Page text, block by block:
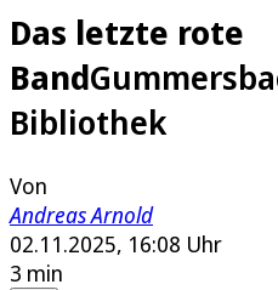
Das letzte rote
Band
Bibliothek
Von
Andreas Arnold
02.11.2025, 16:08 Uhr
3 min